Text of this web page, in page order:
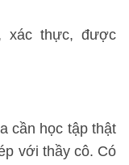
xác thực, được
cần học tập thật
với thầy cô. Có